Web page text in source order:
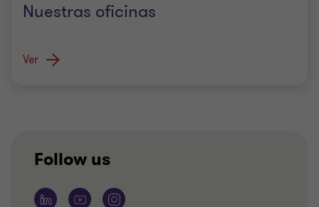
Nuestras oficinas
Ver
Follow us